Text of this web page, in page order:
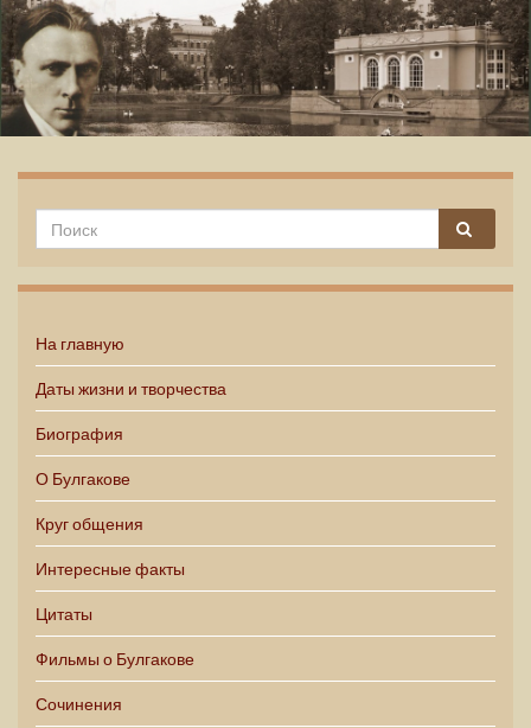
На главную
Даты жизни и творчества
Биография
О Булгакове
Круг общения
Интересные факты
Цитаты
Фильмы о Булгакове
Сочинения